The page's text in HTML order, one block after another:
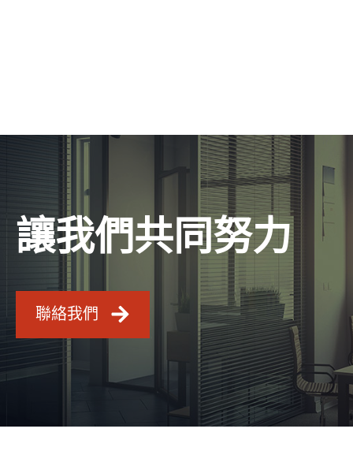
讓我們共同努力
聯絡我們